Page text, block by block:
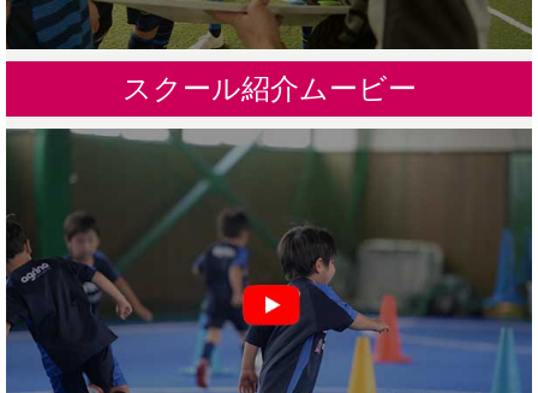
スクール紹介ムービー